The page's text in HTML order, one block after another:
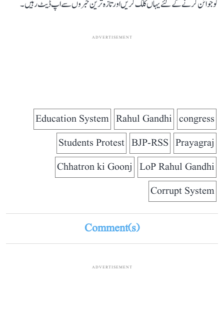
کو جوائن کرنے کے لئے یہاں کلک کریں اور تازہ ترین خبروں سے اپ ڈیٹ رہیں۔
ADVERTISEMENT
congress
Rahul Gandhi
Education System
Prayagraj
BJP-RSS
Students Protest
LoP Rahul Gandhi
Chhatron ki Goonj
Corrupt System
Comment(s)
ADVERTISEMENT